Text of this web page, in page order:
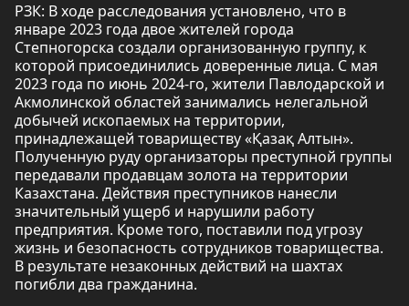
РЗК: В ходе расследования установлено, что в
январе 2023 года двое жителей города
Степногорска создали организованную группу, к
которой присоединились доверенные лица. С мая
2023 года по июнь 2024-го, жители Павлодарской и
Акмолинской областей занимались нелегальной
добычей ископаемых на территории,
принадлежащей товариществу «Қазақ Алтын».
Полученную руду организаторы преступной группы
передавали продавцам золота на территории
Казахстана. Действия преступников нанесли
значительный ущерб и нарушили работу
предприятия. Кроме того, поставили под угрозу
жизнь и безопасность сотрудников товарищества.
В результате незаконных действий на шахтах
погибли два гражданина.